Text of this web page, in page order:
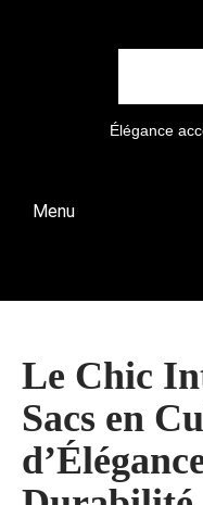
Élégance
Menu
Le Chic
Sacs en